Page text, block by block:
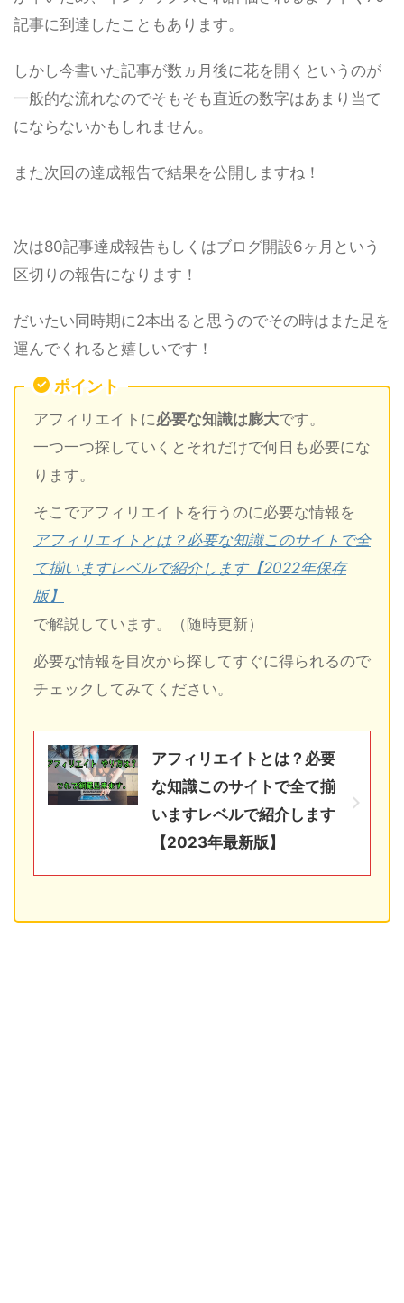
記事に到達したこともあります。
しかし今書いた記事が数ヵ月後に花を開くというのが
一般的な流れなのでそもそも直近の数字はあまり当て
にならないかもしれません。
また次回の達成報告で結果を公開しますね！
次は80記事達成報告もしくはブログ開設6ヶ月という
区切りの報告になります！
だいたい同時期に2本出ると思うのでその時はまた足を
運んでくれると嬉しいです！
ポイント
アフィリエイトに必要な知識は膨大です。
一つ一つ探していくとそれだけで何日も必要にな
ります。
そこでアフィリエイトを行うのに必要な情報を
アフィリエイトとは？必要な知識このサイトで全
て揃いますレベルで紹介します【2022年保存
版】
で解説しています。（随時更新）
必要な情報を目次から探してすぐに得られるので
チェックしてみてください。
アフィリエイトとは？必要
な知識このサイトで全て揃
いますレベルで紹介します
【2023年最新版】